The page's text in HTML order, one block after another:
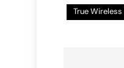
True